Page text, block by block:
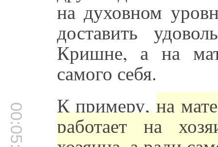
на духовном
доставить
Кришне, а на
самого себя.
К примеру, на
работает на